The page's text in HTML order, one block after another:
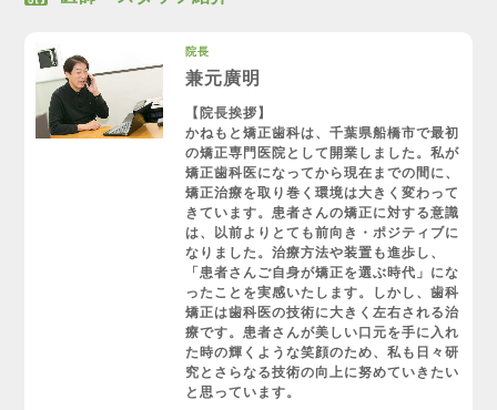
院長
兼元廣明
【院長挨拶】
かねもと矯正歯科は、千葉県船橋市で最初
の矯正専門医院として開業しました。私が
矯正歯科医になってから現在までの間に、
矯正治療を取り巻く環境は大きく変わって
きています。患者さんの矯正に対する意識
は、以前よりとても前向き・ポジティブに
なりました。治療方法や装置も進歩し、
「患者さんご自身が矯正を選ぶ時代」にな
ったことを実感いたします。しかし、歯科
矯正は歯科医の技術に大きく左右される治
療です。患者さんが美しい口元を手に入れ
た時の輝くような笑顔のため、私も日々研
究とさらなる技術の向上に努めていきたい
と思っています。